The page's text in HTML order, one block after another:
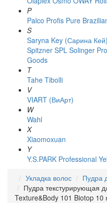
P
Palco Profis Pure
S
Saryna Key (Сарина Кей)
Spitzner SPL Solinger
Goods
T
Tahe Tibolli
V
VIART (ВиАрт)
W
Wahl
X
Xiaomoxuan
Y
Y.S.PARK Professional
Укладка волос
Пудра
Пудра текстурирующая
Texture&Body 101 Biotop 10